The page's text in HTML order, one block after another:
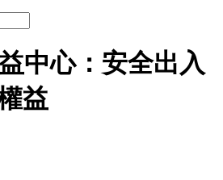
中心：安全出入
益